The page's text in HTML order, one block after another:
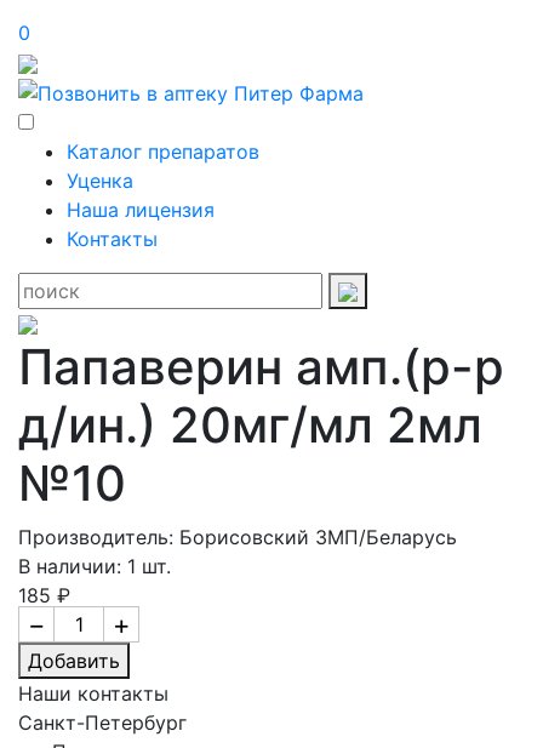
0
Каталог препаратов
Уценка
Наша лицензия
Контакты
Папаверин амп.(р-р
д/ин.) 20мг/мл 2мл
№10
Производитель: Борисовский ЗМП/Беларусь
В наличии: 1 шт.
185 ₽
+
−
Добавить
Наши контакты
Санкт-Петербург